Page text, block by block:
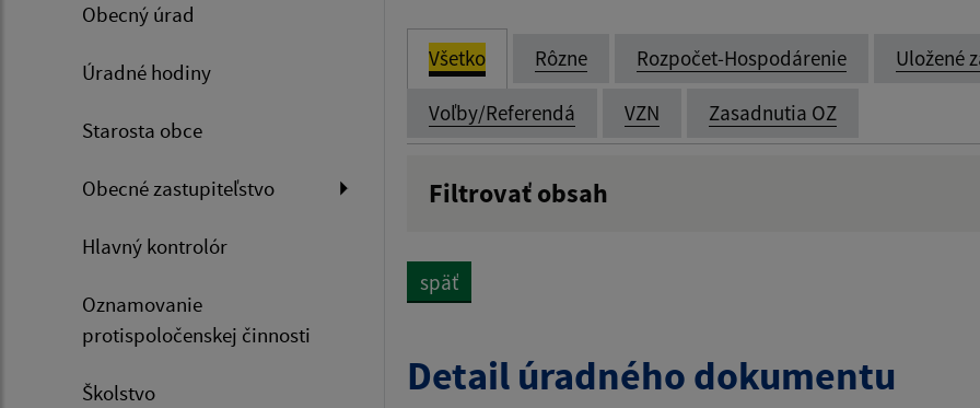
Obecný úrad
Úradné hodiny
Starosta obce
Obecné zastupiteľstvo
Hlavný kontrolór
Oznamovanie
protispoločenskej činnosti
Školstvo
Všetko Rôzne Rozpočet-Hospodárenie Uložené
Voľby/Referendá VZN Zasadnutia OZ
Filtrovať obsah
späť
Detail úradného dokumentu